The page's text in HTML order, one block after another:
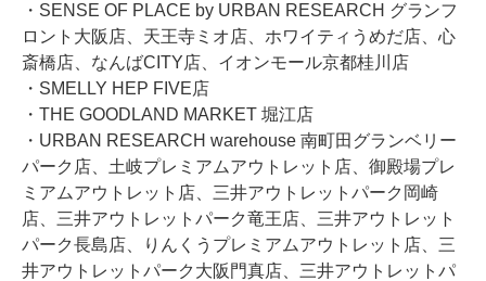
・SENSE OF PLACE by URBAN RESEARCH グランフ
ロント大阪店、天王寺ミオ店、ホワイティうめだ店、心
斎橋店、なんばCITY店、イオンモール京都桂川店
・SMELLY HEP FIVE店
・THE GOODLAND MARKET 堀江店
・URBAN RESEARCH warehouse 南町田グランベリー
パーク店、土岐プレミアムアウトレット店、御殿場プレ
ミアムアウトレット店、三井アウトレットパーク岡崎
店、三井アウトレットパーク竜王店、三井アウトレット
パーク長島店、りんくうプレミアムアウトレット店、三
井アウトレットパーク大阪門真店、三井アウトレットパ